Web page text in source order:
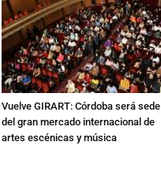
Vuelve GIRART: Córdoba será sede
del gran mercado internacional de
artes escénicas y música